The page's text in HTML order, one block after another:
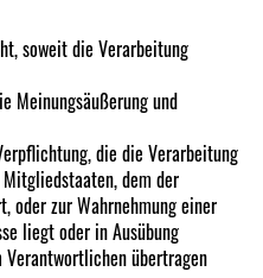
soweit die Verarbeitung
Meinungsäußerung und
die die Verarbeitung
dem der
zur Wahrnehmung einer
liegt oder in Ausübung
übertragen